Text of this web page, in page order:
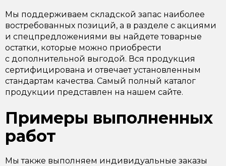
Мы поддерживаем складской запас наиболее
востребованных позиций, а в разделе с акциями
и спецпредложениями вы найдете товарные
остатки, которые можно приобрести
с дополнительной выгодой. Вся продукция
сертифицирована и отвечает установленным
стандартам качества. Самый полный каталог
продукции представлен на нашем сайте.
Примеры выполненных
работ
Мы также выполняем индивидуальные заказы